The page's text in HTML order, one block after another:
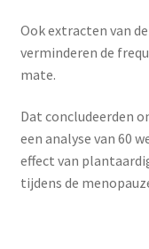
Ook extracten van
verminderen de
mate.
Dat concludeerden
een analyse van 60
effect van
tijdens de